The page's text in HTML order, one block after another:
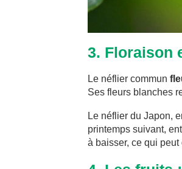
3. Floraison
Le néflier commun
Ses fleurs blanches
Le néflier du Japon,
printemps suivant,
à baisser, ce qui